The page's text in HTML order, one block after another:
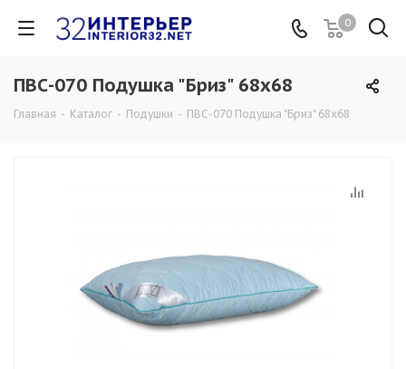
0
ПВС-070 Подушка "Бриз" 68х68
Главная - Каталог - Подушки - ПВС-070 Подушка "Бриз" 68х68